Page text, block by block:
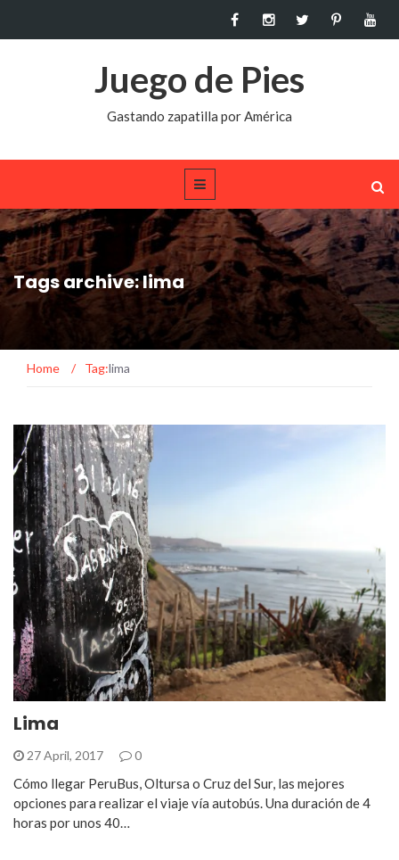
Juego de Pies
Gastando zapatilla por América
Tags archive: lima
Home / Tag:lima
Lima
27 April, 2017 0
Cómo llegar PeruBus, Oltursa o Cruz del Sur, las mejores
opciones para realizar el viaje vía autobús. Una duración de 4
horas por unos 40…